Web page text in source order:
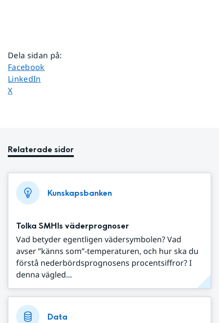
Dela sidan på:
Dela sidan på
Facebook
Dela sidan på
LinkedIn
Dela sidan på
X
Relaterade sidor
Kunskapsbanken
Tolka SMHIs väderprognoser
Vad betyder egentligen vädersymbolen? Vad
avser ”känns som”-temperaturen, och hur ska du
förstå nederbördsprognosens procentsiffror? I
denna vägled...
Data